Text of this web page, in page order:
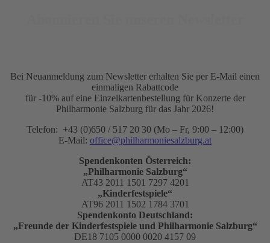
Bei Neuanmeldung zum Newsletter erhalten Sie per E-Mail einen
einmaligen Rabattcode
für -10% auf eine Einzelkartenbestellung für Konzerte der
Philharmonie Salzburg für das Jahr 2026!
Telefon: +43 (0)650 / 517 20 30 (Mo – Fr, 9:00 – 12:00)
E-Mail: office@philharmoniesalzburg.at
Spendenkonten Österreich:
„Philharmonie Salzburg“
AT43 2011 1501 7297 4201
„Kinderfestspiele“
AT96 2011 1502 1784 3701
Spendenkonto Deutschland:
„Freunde der Kinderfestspiele und Philharmonie Salzburg“
DE18 7105 0000 0020 4157 09